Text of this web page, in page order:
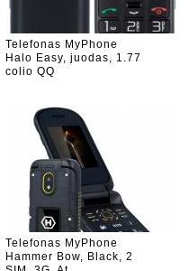
Telefonas MyPhone
Halo Easy, juodas, 1.77
colio QQ
Telefonas MyPhone
Hammer Bow, Black, 2